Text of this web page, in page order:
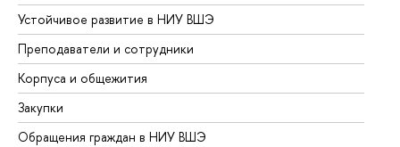
Устойчивое развитие в НИУ ВШЭ
Преподаватели и сотрудники
Корпуса и общежития
Закупки
Обращения граждан в НИУ ВШЭ